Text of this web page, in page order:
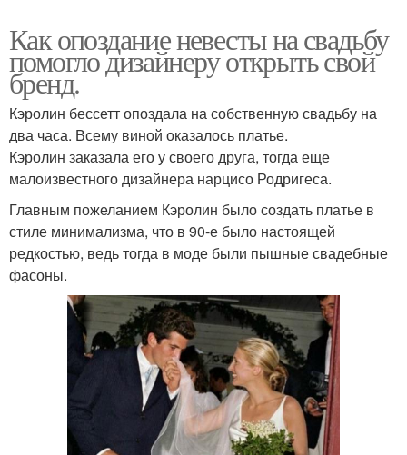
Как опоздание невесты на свадьбу
помогло дизайнеру открыть свой
бренд.
Кэролин бессетт опоздала на собственную свадьбу на
два часа. Всему виной оказалось платье.
Кэролин заказала его у своего друга, тогда еще
малоизвестного дизайнера нарцисо Родригеса.
Главным пожеланием Кэролин было создать платье в
стиле минимализма, что в 90-е было настоящей
редкостью, ведь тогда в моде были пышные свадебные
фасоны.